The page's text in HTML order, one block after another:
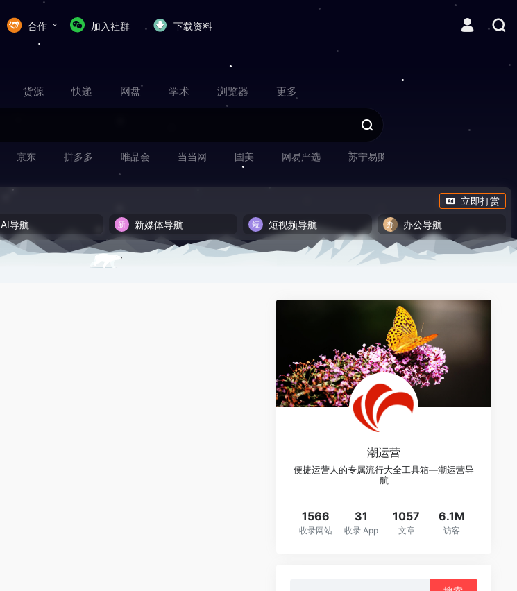
合作 加入社群 下载资料
货源 快递 网盘 学术 浏览器 更多
京东 拼多多 唯品会 当当网 国美 网易严选 苏宁易购
立即打赏
AI导航 新媒体导航 短视频导航 办公导航
潮运营
便捷运营人的专属流行大全工具箱—潮运营导
航
1566
收录网站
31
收录 App
1057
文章
6.1M
访客